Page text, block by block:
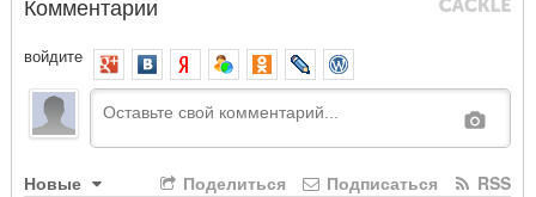
войдите
Новые RSS
Подписаться
Поделиться